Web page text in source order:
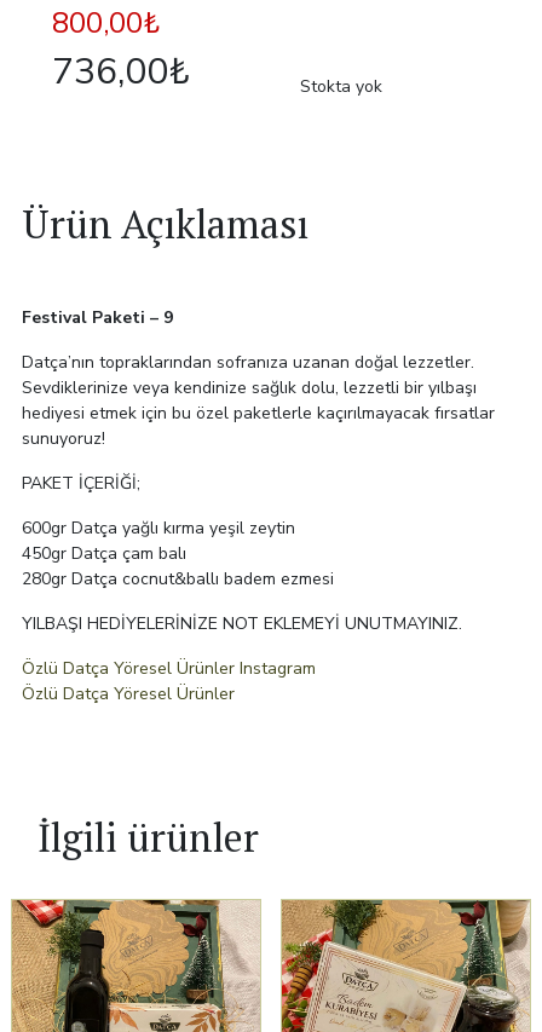
800,00₺
Orijinal
fiyat:
800,00₺.
736,00₺
Şu
andaki
fiyat:
736,00₺.
Stokta yok
Ürün Açıklaması
Festival Paketi – 9
Datça’nın topraklarından sofranıza uzanan doğal lezzetler.
Sevdiklerinize veya kendinize sağlık dolu, lezzetli bir yılbaşı
hediyesi etmek için bu özel paketlerle kaçırılmayacak fırsatlar
sunuyoruz!
PAKET İÇERİĞİ;
600gr Datça yağlı kırma yeşil zeytin
450gr Datça çam balı
280gr Datça cocnut&ballı badem ezmesi
YILBAŞI HEDİYELERİNİZE NOT EKLEMEYİ UNUTMAYINIZ.
Özlü Datça Yöresel Ürünler Instagram
Özlü Datça Yöresel Ürünler
İlgili ürünler